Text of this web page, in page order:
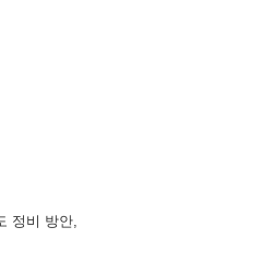
정비 방안,